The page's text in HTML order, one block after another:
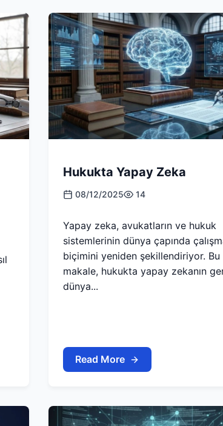
Hukukta Yapay Zeka
08/12/2025 14
Yapay zeka, avukatların ve hukuk
sistemlerinin dünya çapında
biçimini yeniden şekillendiriyor. Bu
makale, hukukta yapay zekanın
dünya...
Read More